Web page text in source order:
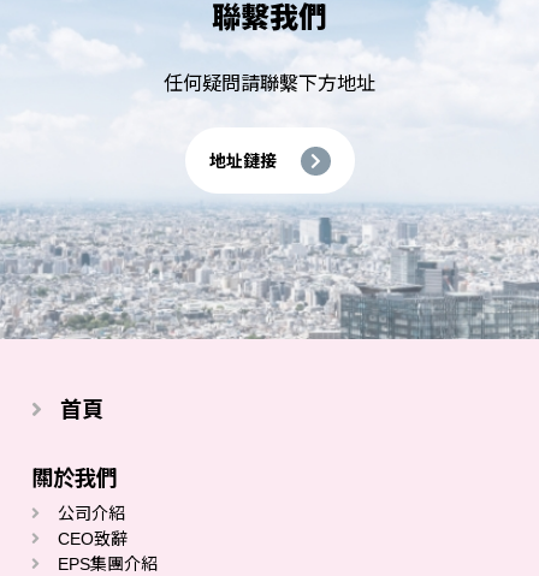
聯繫我們
任何疑問請聯繫下方地址
地址鏈接
首頁
關於我們
公司介紹
CEO致辭
EPS集團介紹